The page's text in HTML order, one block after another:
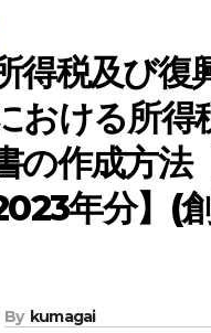
得税及び復
おける所得
の作成方法
年分】(
By kumagai